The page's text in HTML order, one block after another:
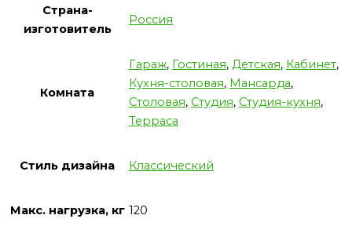
Страна-
изготовитель
Россия
Комната
Гараж, Гостиная, Детская, Кабинет,
Кухня-столовая, Мансарда,
Столовая, Студия, Студия-кухня,
Терраса
Стиль дизайна Классический
Макс. нагрузка, кг 120